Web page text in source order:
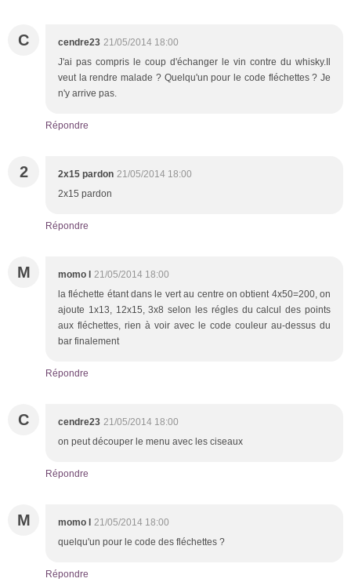
C cendre23 21/05/2014 18:00
J'ai pas compris le coup d'échanger le vin contre du whisky.Il
veut la rendre malade ? Quelqu'un pour le code fléchettes ? Je
n'y arrive pas.
Répondre
2 2x15 pardon 21/05/2014 18:00
2x15 pardon
Répondre
M momo l 21/05/2014 18:00
la fléchette étant dans le vert au centre on obtient 4x50=200, on
ajoute 1x13, 12x15, 3x8 selon les régles du calcul des points
aux fléchettes, rien à voir avec le code couleur au-dessus du
bar finalement
Répondre
C cendre23 21/05/2014 18:00
on peut découper le menu avec les ciseaux
Répondre
M momo l 21/05/2014 18:00
quelqu'un pour le code des fléchettes ?
Répondre